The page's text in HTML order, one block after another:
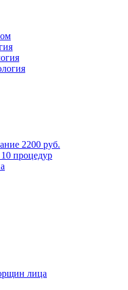
2200 руб.
процедур
лица